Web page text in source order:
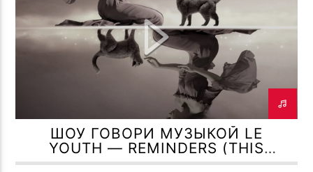
ШОУ ГОВОРИ МУЗЫКОЙ LE
YOUTH — REMINDERS (THIS
NEVER HAPPENED)